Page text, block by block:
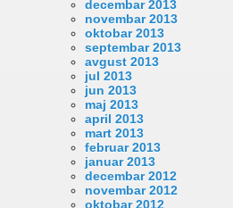
decembar 2013
novembar 2013
oktobar 2013
septembar 2013
avgust 2013
jul 2013
jun 2013
maj 2013
april 2013
mart 2013
februar 2013
januar 2013
decembar 2012
novembar 2012
oktobar 2012